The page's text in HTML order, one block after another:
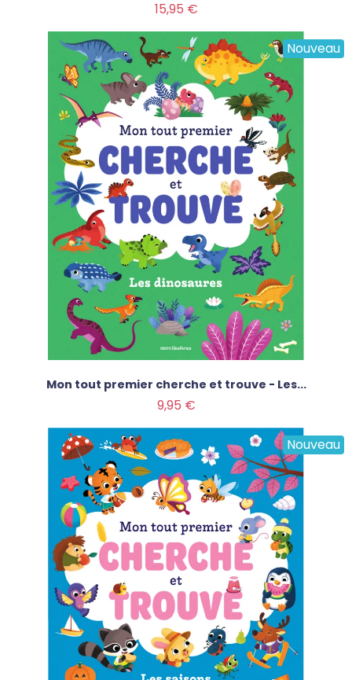
15,95 €
Nouveau
Mon tout premier cherche et trouve - Les...
9,95 €
Nouveau